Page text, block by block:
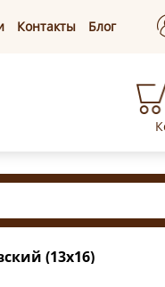
Контакты Блог
(13х16)